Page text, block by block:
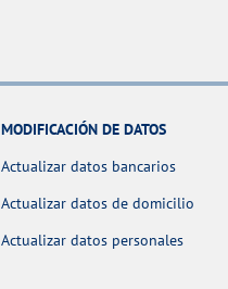
MODIFICACIÓN DE DATOS
Actualizar datos bancarios
Actualizar datos de domicilio
Actualizar datos personales